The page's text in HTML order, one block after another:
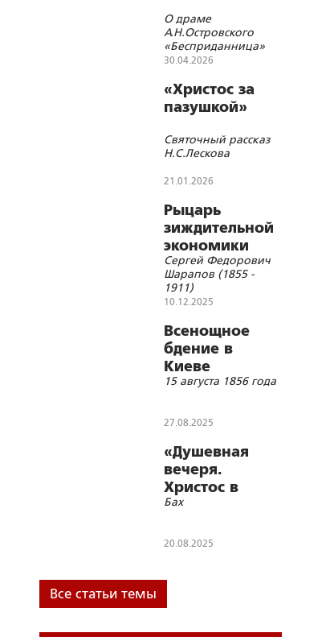
О драме
А.Н.Островского
«Бесприданница»
30.04.2026
«Христос за
пазушкой»
Святочный рассказ
Н.С.Лескова
21.01.2026
Рыцарь
зиждительной
экономики
Сергей Федорович
Шарапов (1855 -
1911)
10.12.2025
Всенощное
бдение в
Киеве
накануне дня
Богоматери
15 августа 1856 года
27.08.2025
«Душевная
вечеря.
Христос в
искусстве»:
Себастьян
Бах
20.08.2025
Все статьи темы